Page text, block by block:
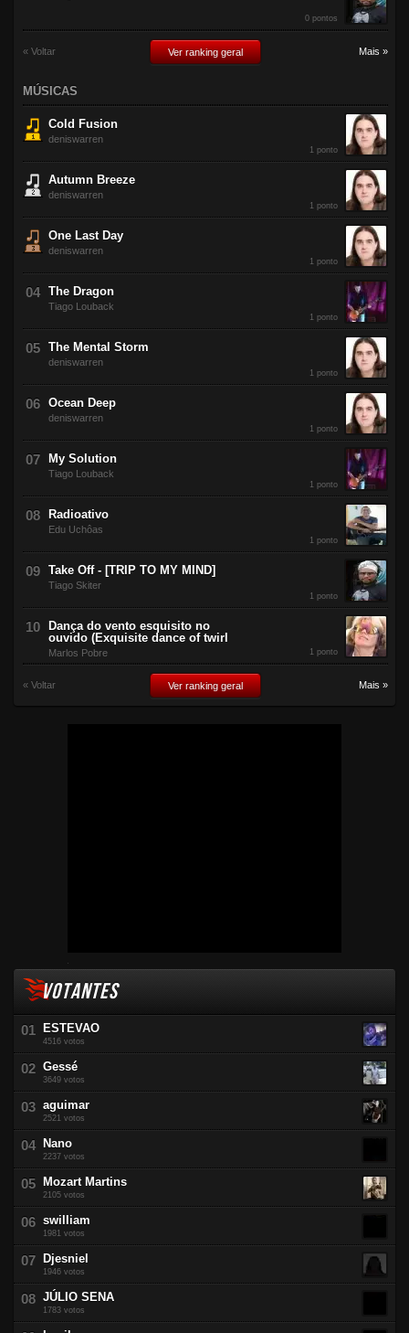
0 pontos
« Voltar Ver ranking geral Mais »
MÚSICAS
Cold Fusion
deniswarren
1 ponto
Autumn Breeze
deniswarren
1 ponto
One Last Day
deniswarren
1 ponto
The Dragon
Tiago Louback
1 ponto
The Mental Storm
deniswarren
1 ponto
Ocean Deep
deniswarren
1 ponto
My Solution
Tiago Louback
1 ponto
Radioativo
Edu Uchôas
1 ponto
Take Off - [TRIP TO MY MIND]
Tiago Skiter
1 ponto
Dança do vento esquisito no
ouvido (Exquisite dance of twirl
Marlos Pobre 1 ponto
« Voltar Ver ranking geral Mais »
VOTANTES
ESTEVAO
4516 votos
Gessé
3649 votos
aguimar
2521 votos
Nano
2237 votos
Mozart Martins
2105 votos
swilliam
1981 votos
Djesniel
1946 votos
JÚLIO SENA
1783 votos